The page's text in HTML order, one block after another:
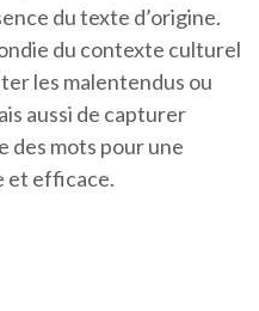
du texte d’origine.
du contexte culturel
les malentendus ou
aussi de capturer
des mots pour une
et efficace.